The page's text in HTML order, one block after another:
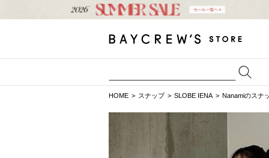
HOME スナップ SLOBE IENA Nanamiのスナ